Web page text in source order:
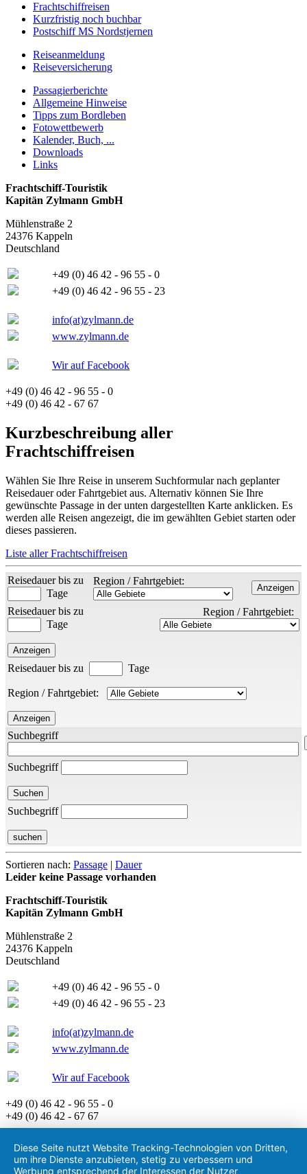
Frachtschiffreisen
Kurzfristig noch buchbar
Postschiff MS Nordstjernen
Reiseanmeldung
Reiseversicherung
Passagierberichte
Allgemeine Hinweise
Tipps zum Bordleben
Fotowettbewerb
Kalender, Buch, ...
Downloads
Links
Frachtschiff-Touristik
Kapitän Zylmann GmbH
Mühlenstraße 2
24376 Kappeln
Deutschland
+49 (0) 46 42 - 96 55 - 0
+49 (0) 46 42 - 96 55 - 23
info(at)zylmann.de
www.zylmann.de
Wir auf Facebook
+49 (0) 46 42 - 96 55 - 0
+49 (0) 46 42 - 67 67
Kurzbeschreibung aller
Frachtschiffreisen
Wählen Sie Ihre Reise in unserem Suchformular nach geplanter
Reisedauer oder Fahrtgebiet aus. Alternativ können Sie Ihre
gewünschte Passage in der unten dargestellten Karte anklicken. Es
werden alle Reisen angezeigt, die im gewählten Gebiet starten oder
dieses passieren.
Liste aller Frachtschiffreisen
Reisedauer bis zu
Tage
Region / Fahrtgebiet:
Reisedauer bis zu
Tage
Region / Fahrtgebiet:
Reisedauer bis zu Tage
Region / Fahrtgebiet:
Suchbegriff
Suchbegriff
Suchbegriff
Sortieren nach: Passage | Dauer
Leider keine Passage vorhanden
Frachtschiff-Touristik
Kapitän Zylmann GmbH
Mühlenstraße 2
24376 Kappeln
Deutschland
+49 (0) 46 42 - 96 55 - 0
+49 (0) 46 42 - 96 55 - 23
info(at)zylmann.de
www.zylmann.de
Wir auf Facebook
+49 (0) 46 42 - 96 55 - 0
+49 (0) 46 42 - 67 67
Diese Seite nutzt Website Tracking-Technologien von Dritten,
um ihre Dienste anzubieten, stetig zu verbessern und
Werbung entsprechend der Interessen der Nutzer